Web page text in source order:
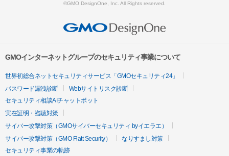
©GMO DesignOne, Inc. All Rights reserved.
GMOインターネットグループのセキュリティ事業について
世界初総合ネットセキュリティサービス「GMOセキュリティ24」
パスワード漏洩診断
Webサイトリスク診断
セキュリティ相談AIチャットボット
実在証明・盗聴対策
サイバー攻撃対策（GMOサイバーセキュリティ byイエラエ）
サイバー攻撃対策（GMO Flatt Security）
なりすまし対策
セキュリティ事業の軌跡